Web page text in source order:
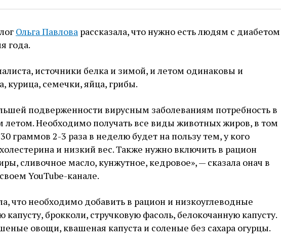
Ольга Павлова рассказала, что нужно есть людям с диабетом
года.
источники белка и зимой, и летом одинаковы и
курица, семечки, яйца, грибы.
подверженности вирусным заболеваниям потребность в
Необходимо получать все виды животных жиров, в том
граммов 2-3 раза в неделю будет на пользу тем, у кого
и низкий вес. Также нужно включить в рацион
сливочное масло, кунжутное, кедровое», — сказала онач в
YouTube-канале.
что необходимо добавить в рацион и низкоуглеводные
брокколи, стручковую фасоль, белокочанную капусту.
овощи, квашеная капуста и соленые без сахара огурцы.